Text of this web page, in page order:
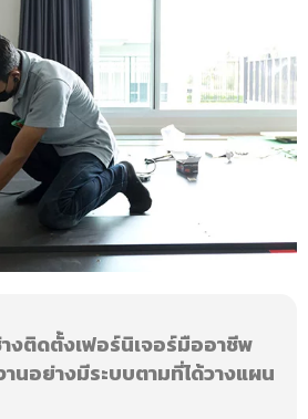
งติดตั้งเฟอร์นิเจอร์มืออาชีพ
นอย่างมีระบบตามที่ได้วางแผน